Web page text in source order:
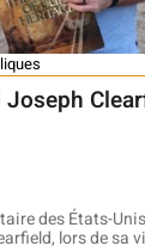
des États-
lors de sa